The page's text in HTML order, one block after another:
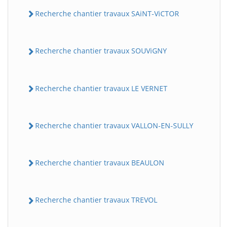
Recherche chantier travaux SAiNT-ViCTOR
Recherche chantier travaux SOUViGNY
Recherche chantier travaux LE VERNET
Recherche chantier travaux VALLON-EN-SULLY
Recherche chantier travaux BEAULON
Recherche chantier travaux TREVOL